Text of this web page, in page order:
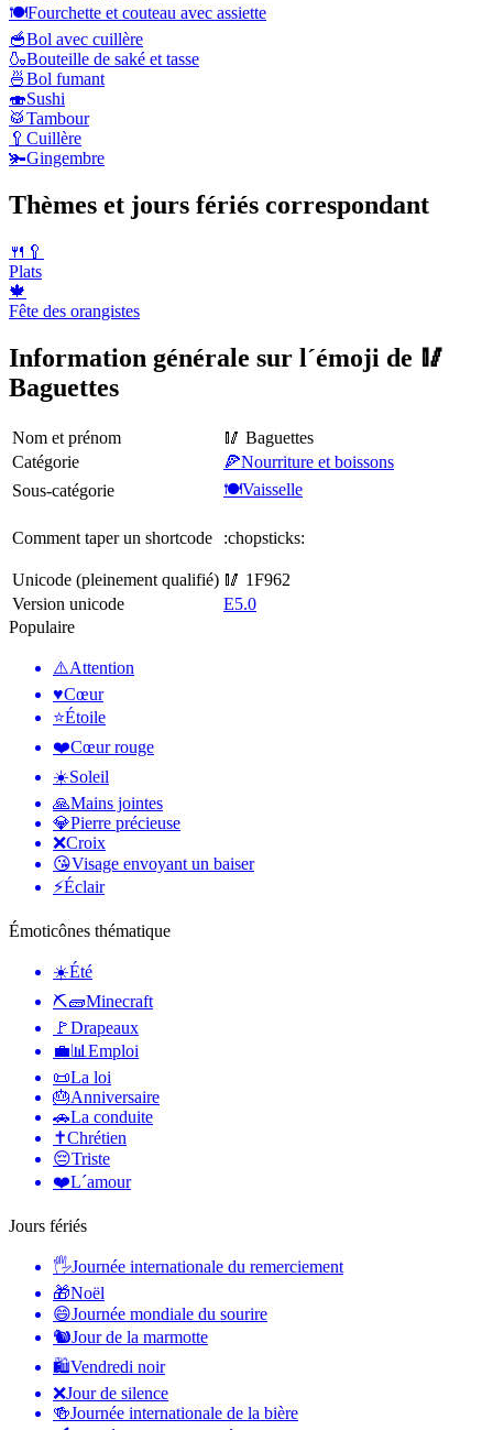
🍽️Fourchette et couteau avec assiette
🥣Bol avec cuillère
🍶Bouteille de saké et tasse
🍜Bol fumant
🍣Sushi
🥁Tambour
🥄 Cuillère
🫚Gingembre
Thèmes et jours fériés correspondant
🍴🥄
Plats
🍁
Fête des orangistes
Information générale sur l´émoji de 🥢
Baguettes
Nom et prénom
🥢 Baguettes
Catégorie
🍕Nourriture et boissons
Sous-catégorie
🍽Vaisselle
Comment taper un shortcode :chopsticks:
Unicode (pleinement qualifié) 🥢 1F962
Version unicode
E5.0
Populaire
⚠️Attention
♥️Cœur
⭐Étoile
❤️Cœur rouge
☀️Soleil
🙏Mains jointes
💎Pierre précieuse
❌Croix
😘Visage envoyant un baiser
⚡Éclair
Émoticônes thématique
☀️Été
⛏🧱Minecraft
🚩Drapeaux
💼📊 Emploi
📜La loi
🎂Anniversaire
🚗La conduite
✝️Chrétien
😔Triste
❤️L´amour
Jours fériés
🖐Journée internationale du remerciement
🎁Noël
😄Journée mondiale du sourire
🐿Jour de la marmotte
🛍Vendredi noir
❌Jour de silence
🍻Journée internationale de la bière